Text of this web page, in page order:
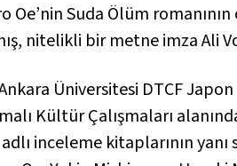
Oe’ninSuda Ölüm
nitelikli bir metne imza Ali
Üniversitesi DTCF
Kültür Çalışmaları
inceleme kitaplarının